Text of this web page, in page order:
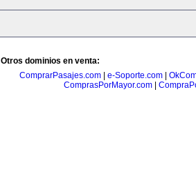
Otros dominios en venta:
ComprarPasajes.com
e-Soporte.com
ComprasPorMayor.com|